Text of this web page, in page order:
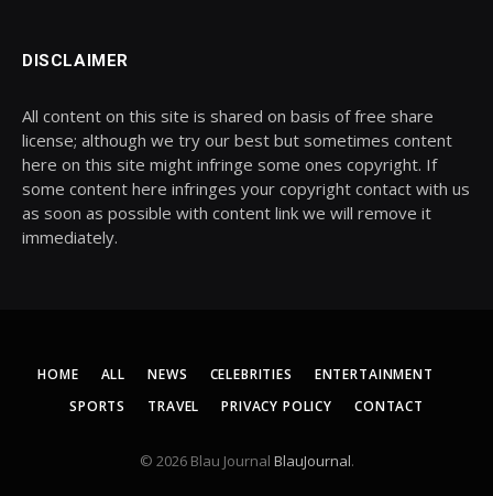
DISCLAIMER
All content on this site is shared on basis of free share
license; although we try our best but sometimes content
here on this site might infringe some ones copyright. If
some content here infringes your copyright contact with us
as soon as possible with content link we will remove it
immediately.
HOME ALL NEWS CELEBRITIES
ENTERTAINMENT
SPORTS
TRAVEL PRIVACY POLICY CONTACT
© 2026 Blau Journal BlauJournal.